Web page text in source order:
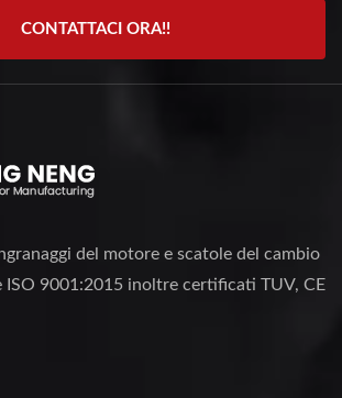
CONTATTACI ORA!!
del motore e scatole del cambio
ISO 9001:2015 inoltre certificati TUV, CE